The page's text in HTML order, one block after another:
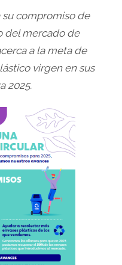
compromiso de
del mercado de
a la meta de
virgen en sus
2025.